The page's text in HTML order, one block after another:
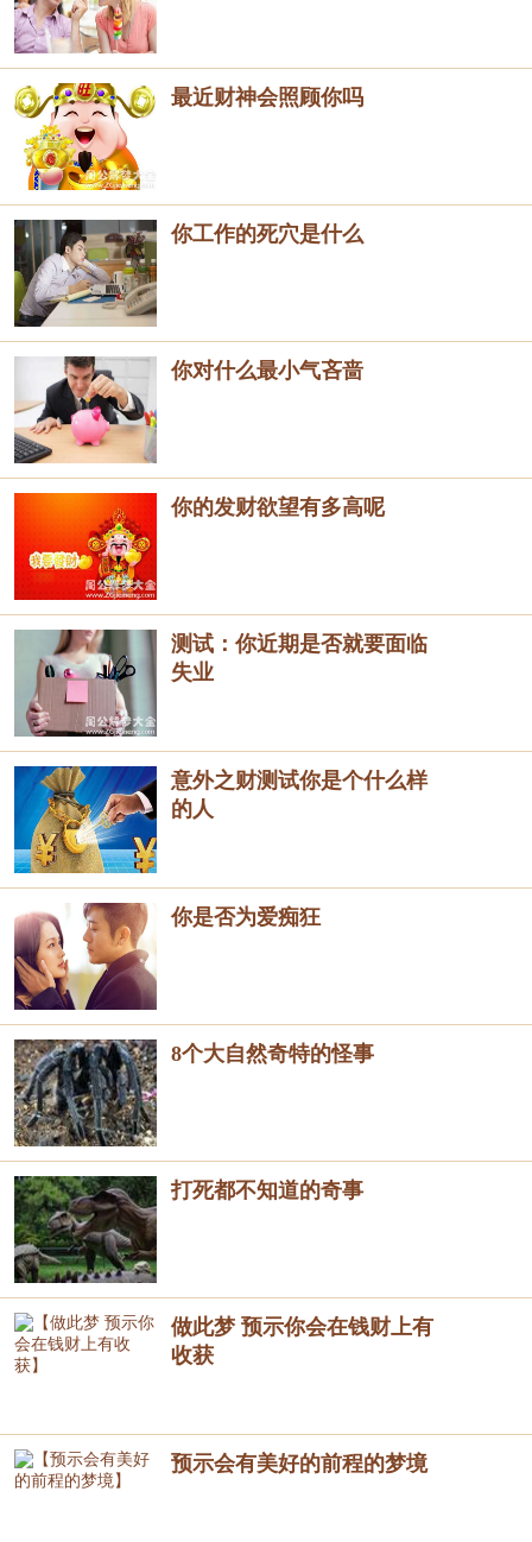
最近财神会照顾你吗
你工作的死穴是什么
你对什么最小气吝啬
你的发财欲望有多高呢
测试：你近期是否就要面临
失业
意外之财测试你是个什么样
的人
你是否为爱痴狂
8个大自然奇特的怪事
打死都不知道的奇事
做此梦 预示你会在钱财上有
收获
预示会有美好的前程的梦境